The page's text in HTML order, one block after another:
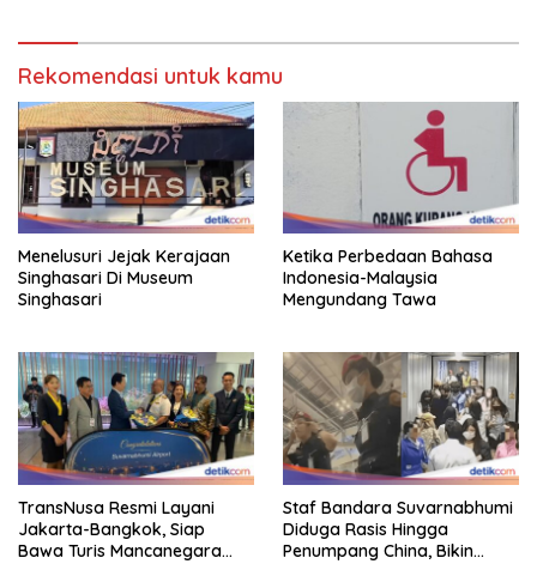
Rekomendasi untuk kamu
Menelusuri Jejak Kerajaan
Singhasari Di Museum
Singhasari
Ketika Perbedaan Bahasa
Indonesia-Malaysia
Mengundang Tawa
TransNusa Resmi Layani
Jakarta-Bangkok, Siap
Bawa Turis Mancanegara
Staf Bandara Suvarnabhumi
Diduga Rasis Hingga
Penumpang China, Bikin